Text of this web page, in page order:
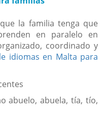
la familia tenga que
en paralelo en
coordinado y
idiomas en Malta para
abuelo, abuela, tía, tío,